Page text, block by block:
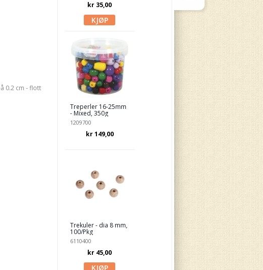
0.2 cm - flott
kr 35,00
Treperler 16-25mm
- Mixed, 350g
1209700
kr 149,00
Trekuler - dia 8 mm,
100/Pkg
6110400
kr 45,00